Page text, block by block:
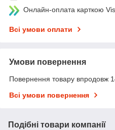
Онлайн-оплата карткою
Всі умови оплати
Умови повернення
Повернення товару впродовж
Всі умови повернення
Подібні товари компанії